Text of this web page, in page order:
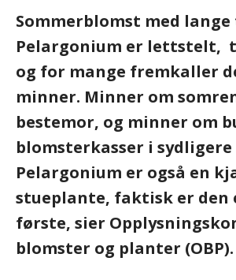
Sommerblomst med
Pelargonium er lettstelt,
og for mange fremkaller
minner. Minner om
bestemor, og minner om
blomsterkasser i
Pelargonium er også en
stueplante, faktisk er den
første, sier
blomster og planter (OBP).